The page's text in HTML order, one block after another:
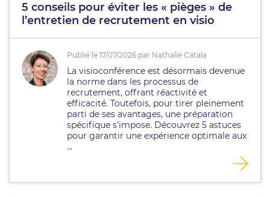
5 conseils pour éviter les « pièges » de
l’entretien de recrutement en visio
Publié le 17/07/2026 par Nathalie Catala
La visioconférence est désormais devenue
la norme dans les processus de
recrutement, offrant réactivité et
efficacité. Toutefois, pour tirer pleinement
parti de ses avantages, une préparation
spécifique s'impose. Découvrez 5 astuces
pour garantir une expérience optimale aux
...